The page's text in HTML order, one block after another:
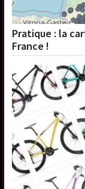
Pratique : la
France !